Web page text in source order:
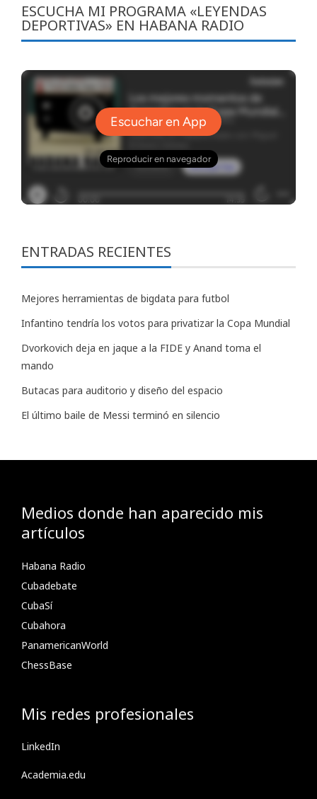
ESCUCHA MI PROGRAMA «LEYENDAS
DEPORTIVAS» EN HABANA RADIO
ENTRADAS RECIENTES
Mejores herramientas de bigdata para futbol
Infantino tendría los votos para privatizar la Copa Mundial
Dvorkovich deja en jaque a la FIDE y Anand toma el
mando
Butacas para auditorio y diseño del espacio
El último baile de Messi terminó en silencio
Medios donde han aparecido mis
artículos
Habana Radio
Cubadebate
CubaSí
Cubahora
PanamericanWorld
ChessBase
Mis redes profesionales
LinkedIn
Academia.edu